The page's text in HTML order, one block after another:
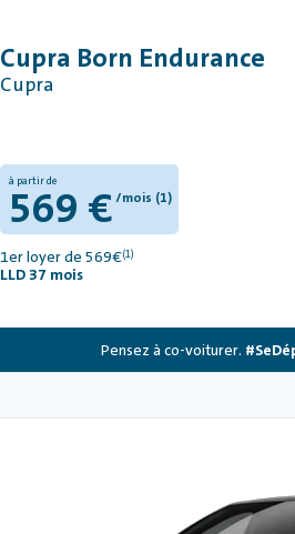
Cupra Born Endurance
Cupra
à partir de
569 €/mois (1)
1er loyer de 569€(1)
LLD 37 mois
Pensez à co-voiturer.